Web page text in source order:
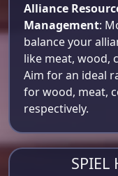
Alliance
Management:
balance your
like meat, wood,
Aim for an ideal
for wood, meat,
respectively​.
SPIEL